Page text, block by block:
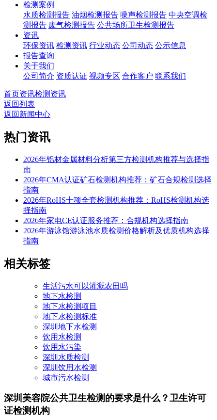
检测案例
水质检测报告 油烟检测报告 噪声检测报告 中央空调检
测报告 废气检测报告 公共场所卫生检测报告
资讯
环保资讯 检测资讯 行业动态 公司动态 公示信息
报告查询
关于我们
公司简介 资质认证 视频专区 合作客户 联系我们
首页资讯检测资讯
返回列表
返回新闻中心
热门资讯
2026年铝材金属材料分析第三方检测机构推荐与选择指
南
2026年CMA认证矿石检测机构推荐：矿石合规检测选择
指南
2026年RoHS十项全套检测机构推荐：RoHS检测机构选
择指南
2026年家电CE认证服务推荐：合规机构选择指南
2026年游泳馆游泳池水质检测价格解析及优质机构选择
指南
相关标签
生活污水可以灌溉农田吗
地下水检测
地下水检测项目
地下水检测标准
深圳地下水检测
饮用水检测
饮用水污染
深圳水质检测
深圳饮用水检测
城市污水检测
深圳美容院公共卫生检测的要求是什么？卫生许可
证检测机构